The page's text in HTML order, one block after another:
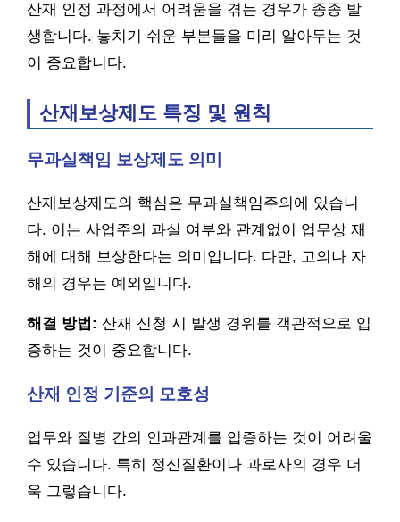
산재 인정 과정에서 어려움을 겪는 경우가 종종 발
생합니다. 놓치기 쉬운 부분들을 미리 알아두는 것
이 중요합니다.
산재보상제도 특징 및 원칙
무과실책임 보상제도 의미
산재보상제도의 핵심은 무과실책임주의에 있습니
다. 이는 사업주의 과실 여부와 관계없이 업무상 재
해에 대해 보상한다는 의미입니다. 다만, 고의나 자
해의 경우는 예외입니다.
해결 방법: 산재 신청 시 발생 경위를 객관적으로 입
증하는 것이 중요합니다.
산재 인정 기준의 모호성
업무와 질병 간의 인과관계를 입증하는 것이 어려울
수 있습니다. 특히 정신질환이나 과로사의 경우 더
욱 그렇습니다.